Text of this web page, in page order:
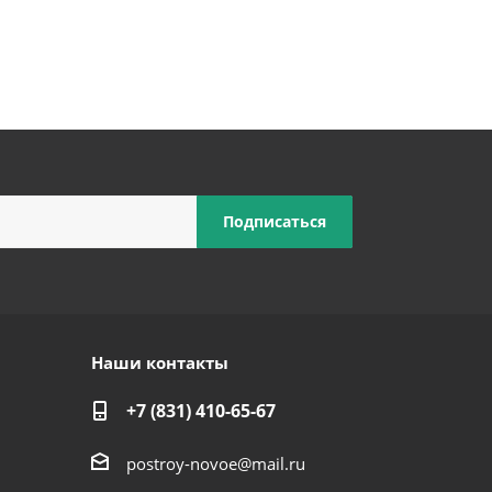
Наши контакты
+7 (831) 410-65-67
postroy-novoe@mail.ru